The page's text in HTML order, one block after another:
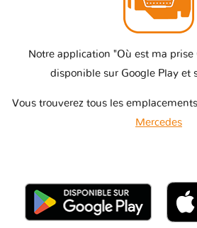
Notre application "Où est ma
disponible sur Google Play et
Vous trouverez tous les
Mercedes